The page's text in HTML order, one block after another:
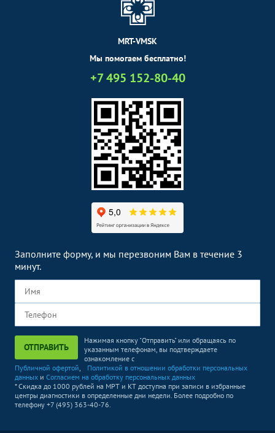
MRT-VMSK
Мы помогаем бесплатно!
+7 495 152-80-40
Заполните форму, и мы перезвоним Вам в течение 3
минут.
ОТПРАВИТЬ
Нажимая кнопку "Отправить" или обращаясь по
указанным телефонам, вы подтверждаете
ознакомление с
Публичной офертой,
Политикой в отношении обработки персональных
данных и Согласием на обработку персональных данных
* Скидка до 1000 рублей на МРТ и КТ доступна при записи в избранные
центры диагностики в определенные дни недели. Более подробно по
телефону +7 (495) 363-40-76.